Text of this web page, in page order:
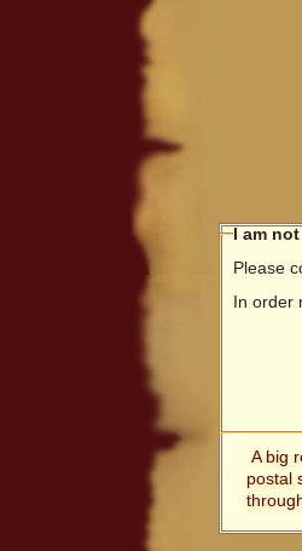
I am
Please
In order
A big
postal